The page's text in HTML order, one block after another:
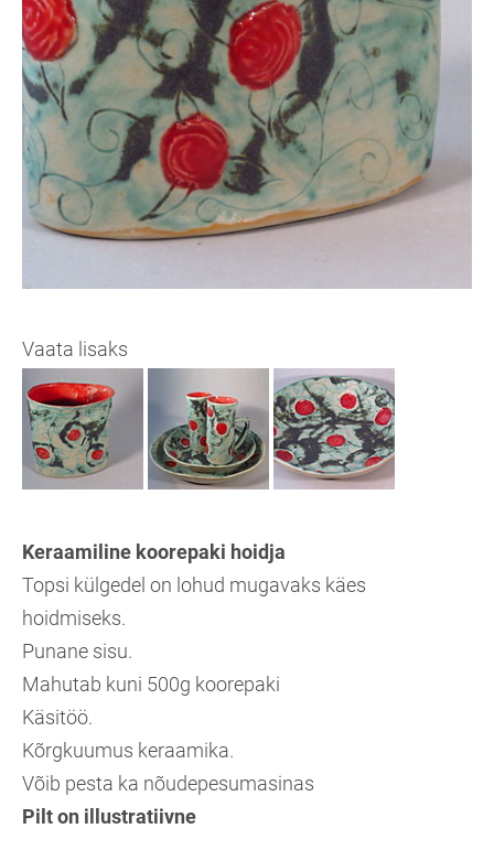
Vaata lisaks
Keraamiline koorepaki hoidja
Topsi külgedel on lohud mugavaks käes
hoidmiseks.
Punane sisu.
Mahutab kuni 500g koorepaki
Käsitöö.
Kõrgkuumus keraamika.
Võib pesta ka nõudepesumasinas
Pilt on illustratiivne